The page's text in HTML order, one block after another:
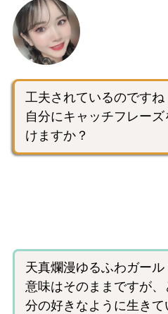
工夫されているのですね
自分にキャッチフレー
けますか？
天真爛漫ゆるふわガール
意味はそのままですが
分の好きなように生き